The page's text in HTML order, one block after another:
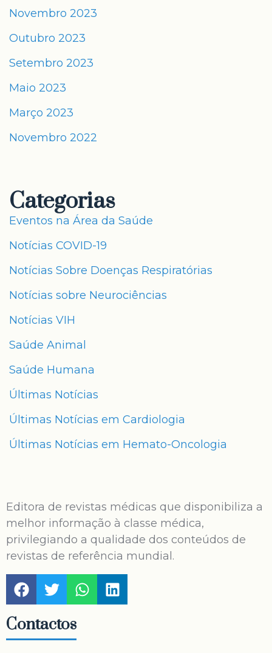
Novembro 2023
Outubro 2023
Setembro 2023
Maio 2023
Março 2023
Novembro 2022
Categorias
Eventos na Área da Saúde
Notícias COVID-19
Notícias Sobre Doenças Respiratórias
Notícias sobre Neurociências
Notícias VIH
Saúde Animal
Saúde Humana
Últimas Notícias
Últimas Notícias em Cardiologia
Últimas Notícias em Hemato-Oncologia
Editora de revistas médicas que disponibiliza a
melhor informação à classe médica,
privilegiando a qualidade dos conteúdos de
revistas de referência mundial.
Contactos